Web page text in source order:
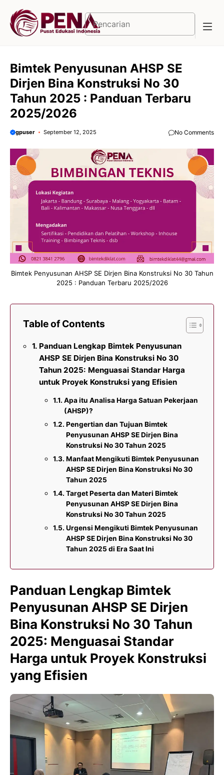
Cari
Bimtek Penyusunan AHSP SE
Dirjen Bina Konstruksi No 30
Tahun 2025 : Panduan Terbaru
2025/2026
gpuser September 12, 2025 No Comments
Bimtek Penyusunan AHSP SE Dirjen Bina Konstruksi No 30 Tahun
2025 : Panduan Terbaru 2025/2026
Table of Contents
Panduan Lengkap Bimtek Penyusunan
AHSP SE Dirjen Bina Konstruksi No 30
Tahun 2025: Menguasai Standar Harga
untuk Proyek Konstruksi yang Efisien
Apa itu Analisa Harga Satuan Pekerjaan
(AHSP)?
Pengertian dan Tujuan Bimtek
Penyusunan AHSP SE Dirjen Bina
Konstruksi No 30 Tahun 2025
Manfaat Mengikuti Bimtek Penyusunan
AHSP SE Dirjen Bina Konstruksi No 30
Tahun 2025
Target Peserta dan Materi Bimtek
Penyusunan AHSP SE Dirjen Bina
Konstruksi No 30 Tahun 2025
Urgensi Mengikuti Bimtek Penyusunan
AHSP SE Dirjen Bina Konstruksi No 30
Tahun 2025 di Era Saat Ini
Panduan Lengkap Bimtek
Penyusunan AHSP SE Dirjen
Bina Konstruksi No 30 Tahun
2025: Menguasai Standar
Harga untuk Proyek Konstruksi
yang Efisien